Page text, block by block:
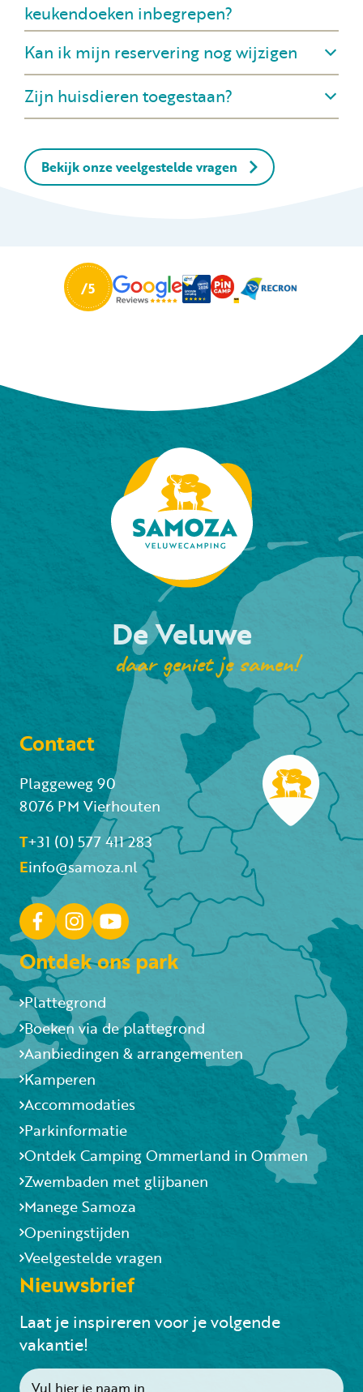
keukendoeken inbegrepen?
Kan ik mijn reservering nog wijzigen
Zijn huisdieren toegestaan?
Bekijk onze veelgestelde vragen
De Veluwe
daar geniet je samen!
Contact
Plaggeweg 90
8076 PM Vierhouten
T+31 (0) 577 411 283
Einfo@samoza.nl
Ontdek ons park
Plattegrond
Boeken via de plattegrond
Aanbiedingen & arrangementen
Kamperen
Accommodaties
Parkinformatie
Ontdek Camping Ommerland in Ommen
Zwembaden met glijbanen
Manege Samoza
Openingstijden
Veelgestelde vragen
Nieuwsbrief
Laat je inspireren voor je volgende
vakantie!